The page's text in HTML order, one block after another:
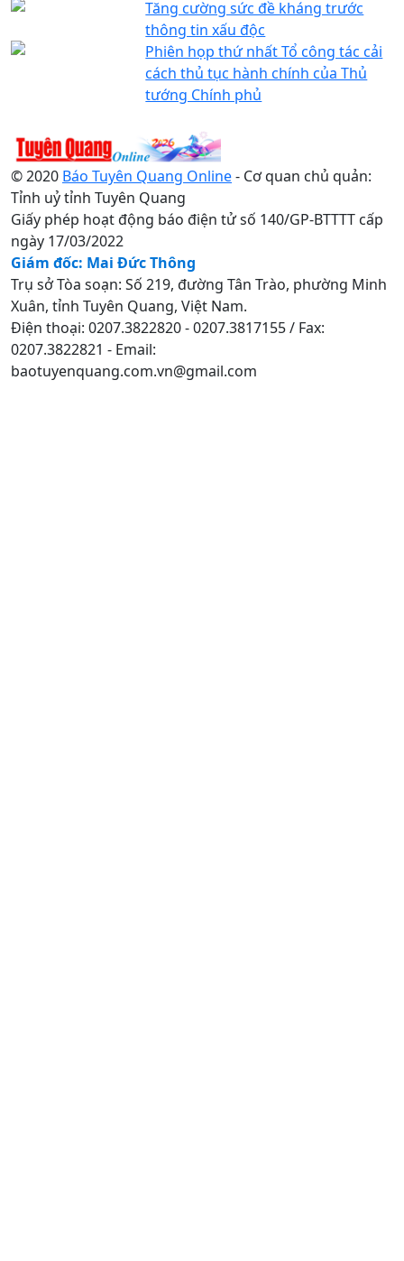
Tăng cường sức đề kháng trước
thông tin xấu độc
Phiên họp thứ nhất Tổ công tác cải
cách thủ tục hành chính của Thủ
tướng Chính phủ
© 2020 Báo Tuyên Quang Online- Cơ quan chủ quản:
Tỉnh uỷ tỉnh Tuyên Quang
Giấy phép hoạt động báo điện tử số 140/GP-BTTTT cấp
ngày 17/03/2022
Giám đốc: Mai Đức Thông
Trụ sở Tòa soạn: Số 219, đường Tân Trào, phường Minh
Xuân, tỉnh Tuyên Quang, Việt Nam.
Điện thoại: 0207.3822820 - 0207.3817155 / Fax:
0207.3822821 - Email:
baotuyenquang.com.vn@gmail.com